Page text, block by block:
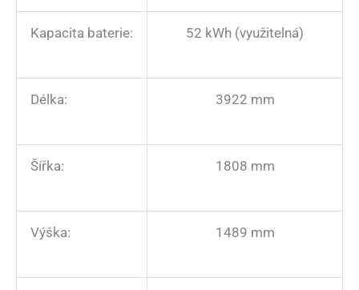
Kapacita baterie: 52 kWh (využitelná)
Délka: 3922 mm
Šířka: 1808 mm
Výška: 1489 mm